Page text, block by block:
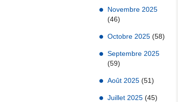
Novembre 2025
(46)
Octobre 2025 (58)
Septembre 2025
(59)
Août 2025 (51)
Juillet 2025 (45)